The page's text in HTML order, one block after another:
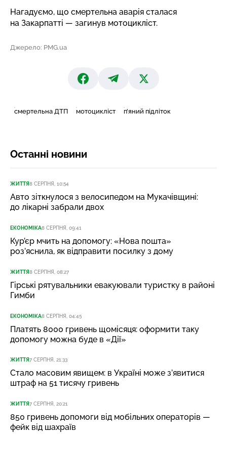
Нагадуємо, що смертельна аварія сталася
на Закарпатті — загинув мотоцикліст.
Джерело: PMG.ua
смертельна ДТП мотоцикліст п’яний підліток
Останні новини
ЖИТТЯ8 СЕРПНЯ, 10:54
Авто зіткнулося з велосипедом на Мукачівщині:
до лікарні забрали двох
ЕКОНОМІКА8 СЕРПНЯ, 09:41
Кур’єр мчить на допомогу: «Нова пошта»
роз’яснила, як відправити посилку з дому
ЖИТТЯ8 СЕРПНЯ, 08:27
Гірські рятувальники евакуювали туристку в районі
Гимби
ЕКОНОМІКА8 СЕРПНЯ, 04:45
Платять 8000 гривень щомісяця: оформити таку
допомогу можна буде в «Дії»
ЖИТТЯ7 СЕРПНЯ, 21:33
Стало масовим явищем: в Україні може з’явитися
штраф на 51 тисячу гривень
ЖИТТЯ7 СЕРПНЯ, 20:21
850 гривень допомоги від мобільних операторів —
фейк від шахраїв